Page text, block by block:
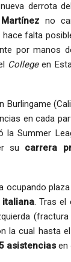
derrota del
no
hace falta
por manos
Collegeen
Burlingame
en cada
la Summer
su carrera
ocupando
italiana. Tras el
la cual hasta
asistencias en